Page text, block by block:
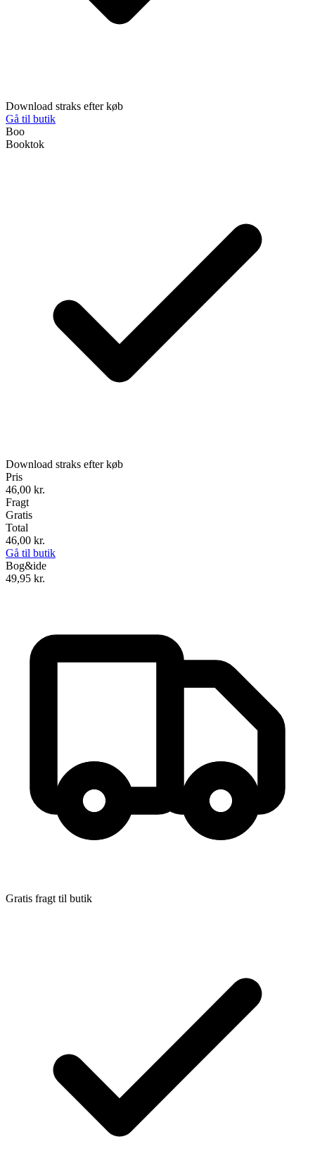
Download straks efter køb
Gå til butik
Boo
Booktok
Download straks efter køb
Pris
46,00 kr.
Fragt
Gratis
Total
46,00 kr.
Gå til butik
Bog&ide
49,95 kr.
Gratis fragt til butik